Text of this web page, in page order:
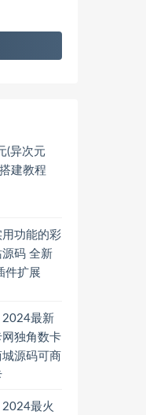
(异次元
建教程
功能的彩
码 全新
件扩展
最新
独角数卡
源码可商
最火